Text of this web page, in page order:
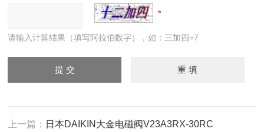
请输入计算结果（填写阿拉伯数字），如：三加四=7
上一篇： 日本DAIKIN大金电磁阀V23A3RX-30RC